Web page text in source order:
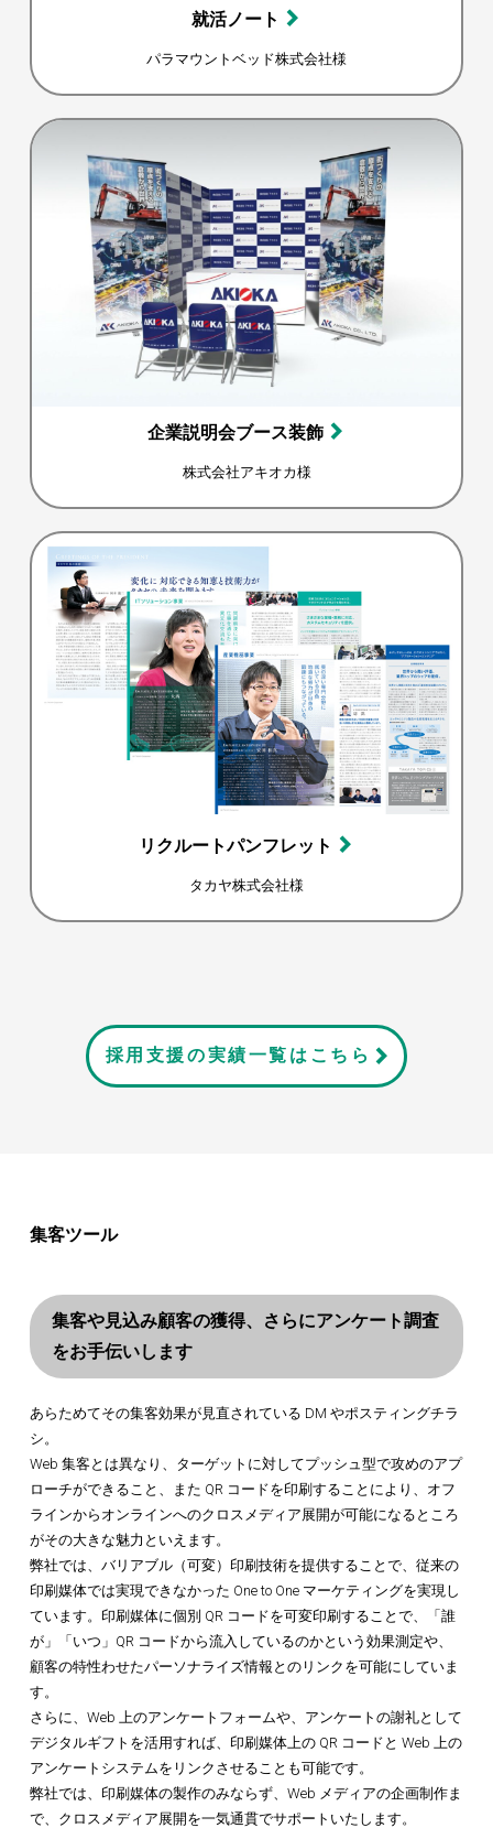
就活ノート
パラマウントベッド株式会社様
企業説明会ブース装飾
株式会社アキオカ様
リクルートパンフレット
タカヤ株式会社様
採用支援の実績一覧はこちら
集客ツール
集客や見込み顧客の獲得、さらにアンケート調査
をお手伝いします
あらためてその集客効果が見直されている DM やポスティングチラ
シ。
Web 集客とは異なり、ターゲットに対してプッシュ型で攻めのアプ
ローチができること、また QR コードを印刷することにより、オフ
ラインからオンラインへのクロスメディア展開が可能になるところ
がその大きな魅力といえます。
弊社では、バリアブル（可変）印刷技術を提供することで、従来の
印刷媒体では実現できなかった One to One マーケティングを実現し
ています。印刷媒体に個別 QR コードを可変印刷することで、「誰
が」「いつ」QR コードから流入しているのかという効果測定や、
顧客の特性わせたパーソナライズ情報とのリンクを可能にしていま
す。
さらに、Web 上のアンケートフォームや、アンケートの謝礼として
デジタルギフトを活用すれば、印刷媒体上の QR コードと Web 上の
アンケートシステムをリンクさせることも可能です。
弊社では、印刷媒体の製作のみならず、Web メディアの企画制作ま
で、クロスメディア展開を一気通貫でサポートいたします。